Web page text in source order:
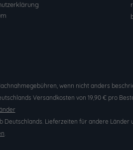
wenn nicht anders
Versandkosten von 19,90 € pro
Lieferzeiten für andere
.